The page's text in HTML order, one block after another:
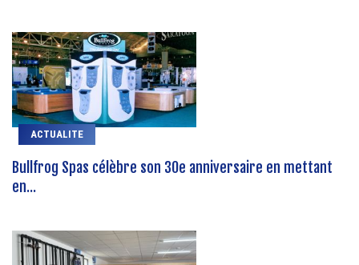
ACTUALITE
Bullfrog Spas célèbre son 30e anniversaire en mettant
en...